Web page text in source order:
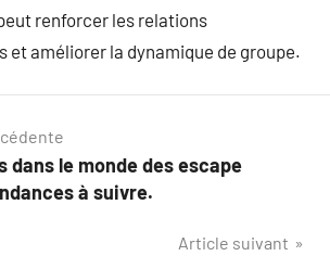
renforcer les relations
et améliorer la dynamique de groupe.
dans le monde des escape
à suivre.
Article suivant